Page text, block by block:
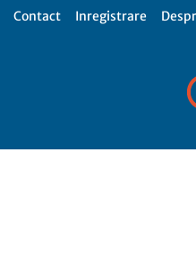
Contact Inregistrare